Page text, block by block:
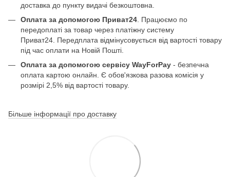
доставка до пункту видачі безкоштовна.
Оплата за допомогою Приват24 . Працюємо по
передоплаті за товар через платіжну систему
Приват24. Передплата відмінусовується від вартості товару
під час оплати на Новій Пошті.
Оплата за допомогою сервісу WayForPay - безпечна
оплата картою онлайн. Є обов'язкова разова комісія у
розмірі 2,5% від вартості товару.
Більше інформації про доставку